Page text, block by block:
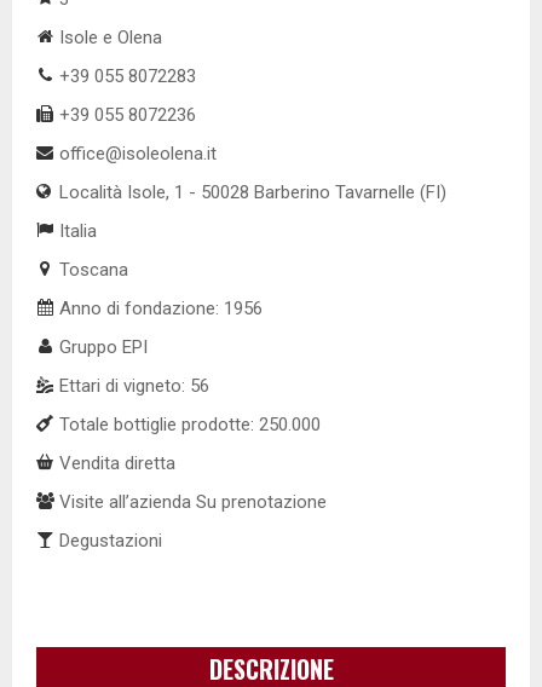
Isole e Olena
+39 055 8072283
+39 055 8072236
office@isoleolena.it
Località Isole, 1 - 50028 Barberino Tavarnelle (FI)
Italia
Toscana
Anno di fondazione: 1956
Gruppo EPI
Ettari di vigneto: 56
Totale bottiglie prodotte: 250.000
Vendita diretta
Visite all’azienda Su prenotazione
Degustazioni
DESCRIZIONE